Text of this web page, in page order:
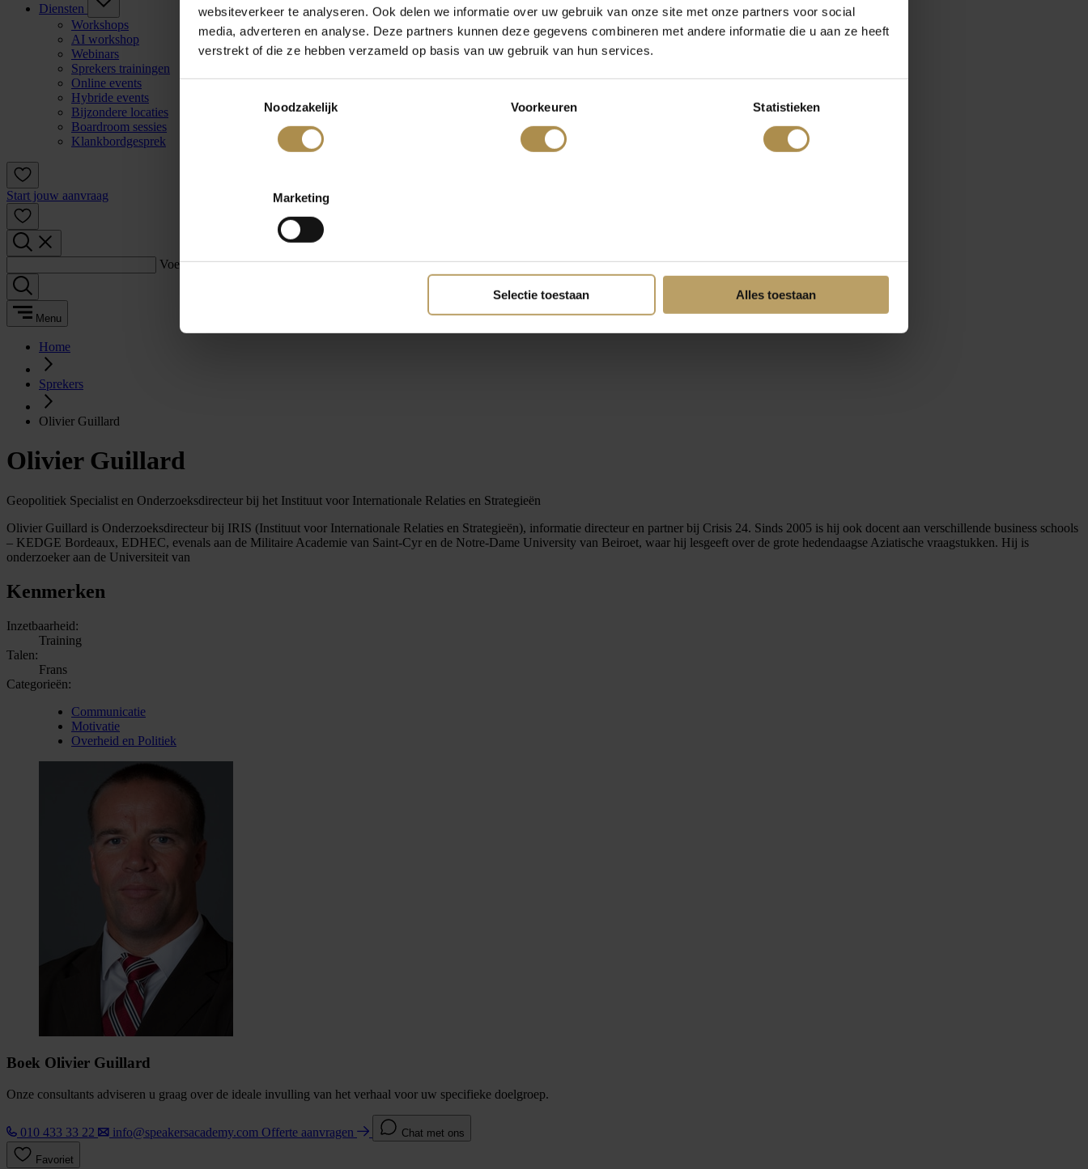
websiteverkeer te analyseren. Ook delen we informatie over uw gebruik van onze site met onze partners voor social
media, adverteren en analyse. Deze partners kunnen deze gegevens combineren met andere informatie die u aan ze heeft
verstrekt of die ze hebben verzameld op basis van uw gebruik van hun services.
Noodzakelijk
Voorkeuren Statistieken
Marketing
Selectie toestaan Alles toestaan
Diensten
Workshops
AI workshop
Webinars
Sprekers trainingen
Online events
Hybride events
Bijzondere locaties
Boardroom sessies
Klankbordgesprek
Start jouw aanvraag
Voer een zoekterm in:
Menu
Home
Sprekers
Olivier Guillard
Olivier Guillard
Geopolitiek Specialist en Onderzoeksdirecteur bij het Instituut voor Internationale Relaties en Strategieën
Olivier Guillard is Onderzoeksdirecteur bij IRIS (Instituut voor Internationale Relaties en Strategieën), informatie directeur en partner bij Crisis 24. Sinds 2005 is hij ook docent aan verschillende business schools
– KEDGE Bordeaux, EDHEC, evenals aan de Militaire Academie van Saint-Cyr en de Notre-Dame University van Beiroet, waar hij lesgeeft over de grote hedendaagse Aziatische vraagstukken. Hij is
onderzoeker aan de Universiteit van
Kenmerken
Inzetbaarheid:
Training
Talen:
Frans
Categorieën:
Communicatie
Motivatie
Overheid en Politiek
Boek Olivier Guillard
Onze consultants adviseren u graag over de ideale invulling van het verhaal voor uw specifieke doelgroep.
010 433 33 22 info@speakersacademy.com Offerte aanvragen Chat met ons
Favoriet